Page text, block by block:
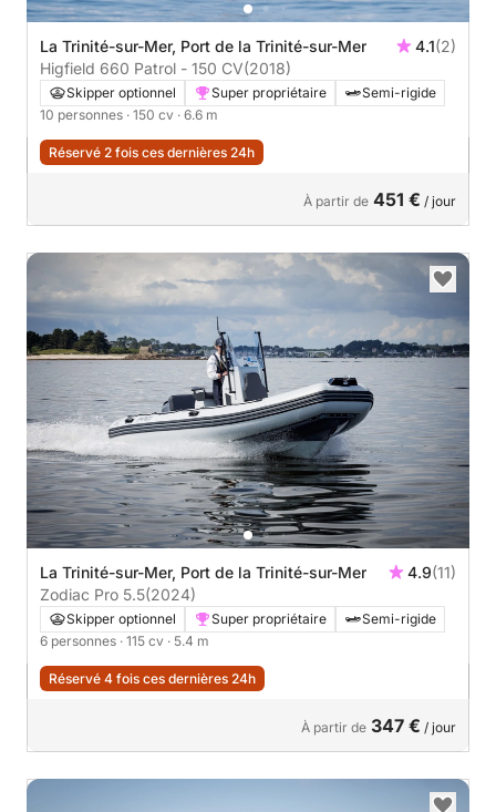
La Trinité-sur-Mer, Port de la Trinité-sur-Mer 4.1(2)
Higfield 660 Patrol - 150 CV(2018)
Skipper optionnel Super propriétaire
Semi-rigide
10 personnes · 150 cv · 6.6 m
Réservé 2 fois ces dernières 24h
À partir de 451 € / jour
La Trinité-sur-Mer, Port de la Trinité-sur-Mer 4.9(11)
Zodiac Pro 5.5(2024)
Skipper optionnel Super propriétaire
Semi-rigide
6 personnes · 115 cv · 5.4 m
Réservé 4 fois ces dernières 24h
À partir de 347 € / jour